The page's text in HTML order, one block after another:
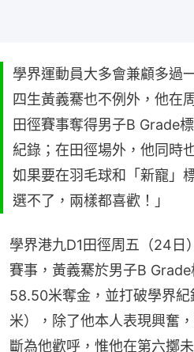
學界運動員大多會兼顧多過
四生黃義騫也不例外，他在
田徑賽事奪得男子B Grade
紀錄；在田徑場外，他同時
如果要在羽毛球和「新寵」
選不了，兩樣都喜歡！」
學界港九D1田徑周五（24日
賽事，黃義騫於男子B
58.50米奪金，並打破學界紀
米），除了他本人表現興奮
斷為他歡呼，惟他在第六擲